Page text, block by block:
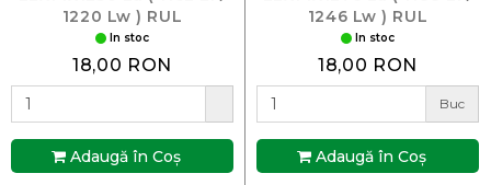
1220 Lw ) RUL
In stoc
18,00 RON
Adaugă în Coş
1246 Lw ) RUL
In stoc
18,00 RON
Buc
Adaugă în Coş